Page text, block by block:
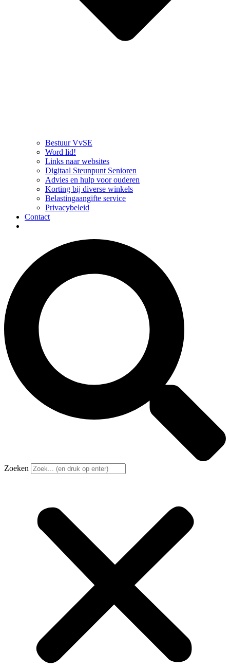
Bestuur VvSE
Word lid!
Links naar websites
Digitaal Steunpunt Senioren
Advies en hulp voor ouderen
Korting bij diverse winkels
Belastingaangifte service
Privacybeleid
Contact
Zoeken